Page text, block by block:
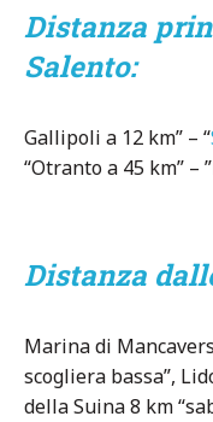
Distanza
Salento:
Gallipoli a 12 km” – “
“Otranto a 45 km” –
Distanza
Marina di
scogliera bassa”,
della Suina 8 km